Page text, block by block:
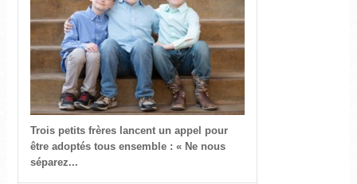
Trois petits frères lancent un appel pour
être adoptés tous ensemble : « Ne nous
séparez...